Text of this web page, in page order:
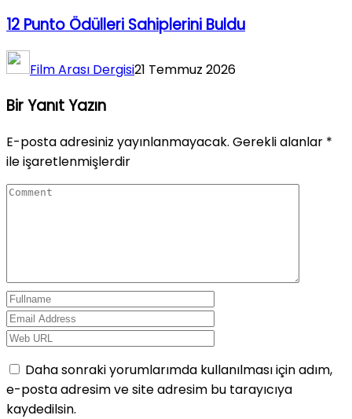
12 Punto Ödülleri Sahiplerini Buldu
Film Arası Dergisi21 Temmuz 2026
Bir Yanıt Yazın
E-posta adresiniz yayınlanmayacak. Gerekli alanlar *
ile işaretlenmişlerdir
Daha sonraki yorumlarımda kullanılması için adım,
e-posta adresim ve site adresim bu tarayıcıya
kaydedilsin.